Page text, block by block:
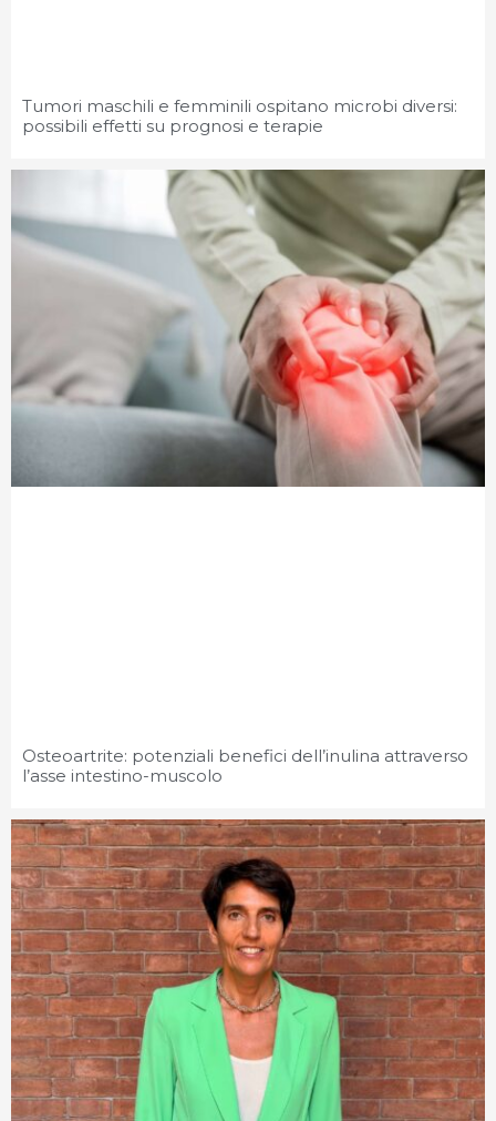
Tumori maschili e femminili ospitano microbi diversi:
possibili effetti su prognosi e terapie
Osteoartrite: potenziali benefici dell’inulina attraverso
l’asse intestino-muscolo